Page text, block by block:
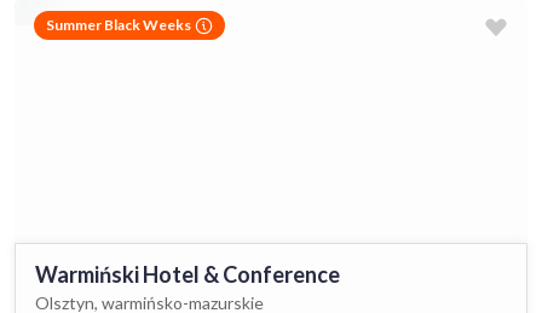
Summer Black Weeks
Warmiński Hotel & Conference
Olsztyn, warmińsko-mazurskie